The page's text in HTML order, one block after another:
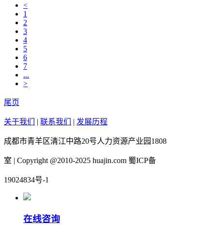
<
1
2
3
4
5
6
7
...
>
尾页
关于我们 | 联系我们 | 发展历程
成都市青羊区清江中路20号人力资源产业园1808
室 | Copyright @2010-2025 huajin.com 蜀ICP备
19024834号-1
在线咨询